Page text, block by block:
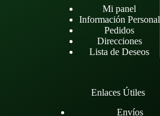
Mi panel
Información Personal
Pedidos
Direcciones
Lista de Deseos
Enlaces Útiles
Envíos